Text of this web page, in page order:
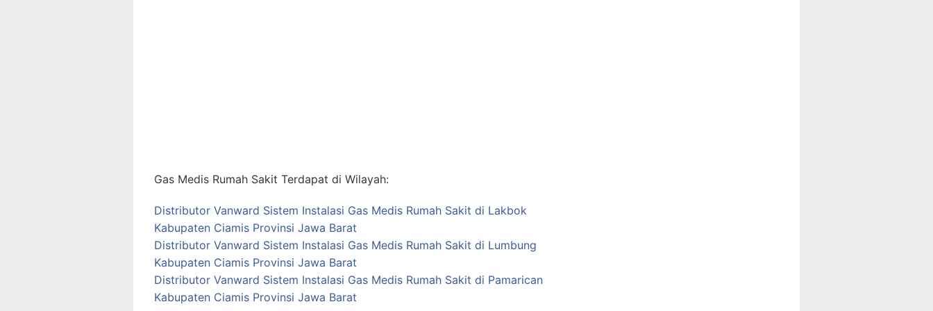
Gas Medis Rumah Sakit Terdapat di Wilayah:
Distributor Vanward Sistem Instalasi Gas Medis Rumah Sakit di Lakbok
Kabupaten Ciamis Provinsi Jawa Barat
Distributor Vanward Sistem Instalasi Gas Medis Rumah Sakit di Lumbung
Kabupaten Ciamis Provinsi Jawa Barat
Distributor Vanward Sistem Instalasi Gas Medis Rumah Sakit di Pamarican
Kabupaten Ciamis Provinsi Jawa Barat